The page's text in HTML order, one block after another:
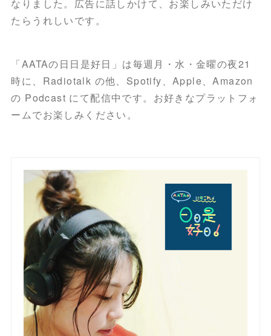
なりました。広告に話しかけて、お楽しみいただけ
たらうれしいです。
「AATAの日日是好日」は毎週月・水・金曜の夜21
時に、Radiotalk の他、Spotify、Apple、Amazon
の Podcast にて配信中です。お好きなプラットフォ
ームでお楽しみください。